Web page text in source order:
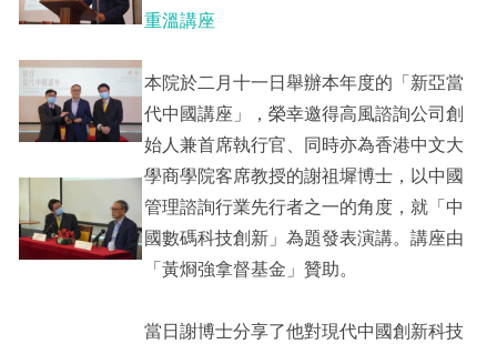
新亞影集
Alumni Connections
重溫講座
本院於二月十一日舉辦本年度的「新亞當
代中國講座」，榮幸邀得高風諮詢公司創
始人兼首席執行官、同時亦為香港中文大
學商學院客席教授的謝祖墀博士，以中國
管理諮詢行業先行者之一的角度，就「中
國數碼科技創新」為題發表演講。講座由
「黃烱強拿督基金」贊助。
當日謝博士分享了他對現代中國創新科技